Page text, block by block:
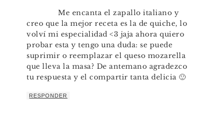
Me encanta el zapallo italiano y
creo que la mejor receta es la de quiche, lo
volví mi especialidad <3 jaja ahora quiero
probar esta y tengo una duda: se puede
suprimir o reemplazar el queso mozarella
que lleva la masa? De antemano agradezco
tu respuesta y el compartir tanta delicia 🙂
RESPONDER